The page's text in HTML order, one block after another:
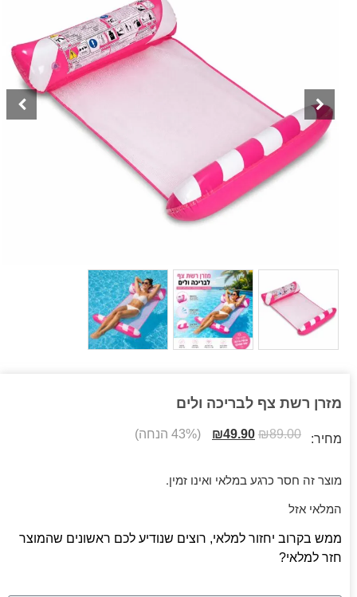
מזרן רשת צף לבריכה ולים
מחיר: ₪89.00
₪49.90 (43% הנחה)
מוצר זה חסר כרגע במלאי ואינו זמין.
המלאי אזל
ממש בקרוב יחזור למלאי, רוצים שנודיע לכם ראשונים שהמוצר
חזר למלאי?